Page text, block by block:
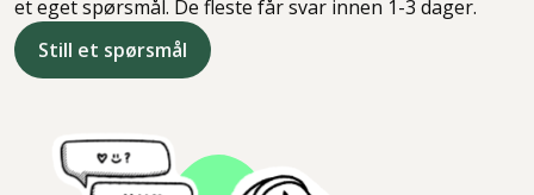
et eget spørsmål. De fleste får svar innen 1-3 dager.
Still et spørsmål